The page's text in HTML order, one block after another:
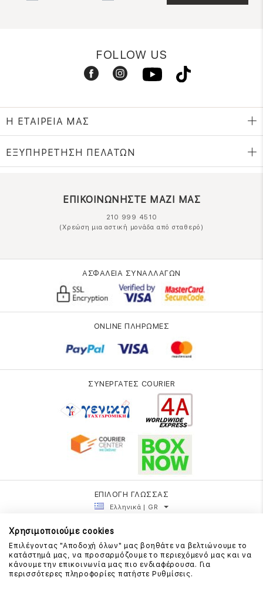
FOLLOW US
Η ΕΤΑΙΡΕΙΑ ΜΑΣ
ΕΞΥΠΗΡΕΤΗΣΗ ΠΕΛΑΤΩΝ
ΕΠΙΚΟΙΝΩΝΗΣΤΕ ΜΑΖΙ ΜΑΣ
210 999 4510
(Χρεώση μια αστική μονάδα από σταθερό)
ΑΣΦΑΛΕΙΑ ΣΥΝΑΛΛΑΓΩΝ
ONLINE ΠΛΗΡΩΜΕΣ
ΣΥΝΕΡΓΑΤΕΣ COURIER
ΕΠΙΛΟΓΗ ΓΛΩΣΣΑΣ
Ελληνικά | GR
Χρησιμοποιούμε cookies
Επιλέγοντας "Αποδοχή όλων" μας βοηθάτε να βελτιώνουμε το
κατάστημά μας, να προσαρμόζουμε το περιεχόμενό μας και να
κάνουμε την επικοινωνία μας πιο ενδιαφέρουσα. Για
περισσότερες πληροφορίες πατήστε Ρυθμίσεις.